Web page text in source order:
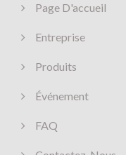
Page D'accueil
Entreprise
Produits
Événement
FAQ